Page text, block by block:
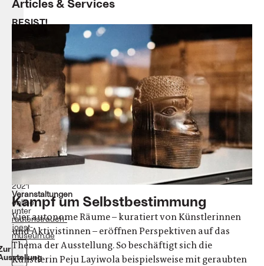
RESIST!
Kunst
des
Widerstands
Rautenstrauch-
Joest-
Museum
Köln
Ausstellung
01.
April
–
05.
September
2021
Veranstaltungen
online
unter
rautenstrauch-
joest-
museum.de
Articles & Services
Kampf um Selbstbestimmung
Vier autonome Räume – kuratiert von Künstlerinnen
und Aktivistinnen – eröffnen Perspektiven auf das
Thema der Ausstellung. So beschäftigt sich die
Künstlerin Peju Layiwola beispielsweise mit geraubten